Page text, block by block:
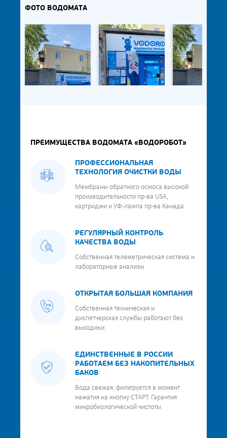
ФОТО ВОДОМАТА
ПРЕИМУЩЕСТВА ВОДОМАТА «ВОДОРОБОТ»
ПРОФЕССИОНАЛЬНАЯ
ТЕХНОЛОГИЯ ОЧИСТКИ ВОДЫ
Мембраны обратного осмоса высокой
производительности пр-ва USA,
картриджи и УФ-лампа пр-ва Канада
РЕГУЛЯРНЫЙ КОНТРОЛЬ
КАЧЕСТВА ВОДЫ
Собственная телеметрическая система и
лабораторные анализы
ОТКРЫТАЯ БОЛЬШАЯ КОМПАНИЯ
Собственная техническая и
диспетчерская службы работают без
выходных
ЕДИНСТВЕННЫЕ В РОССИИ
РАБОТАЕМ БЕЗ НАКОПИТЕЛЬНЫХ
БАКОВ
Вода свежая, фильтруется в момент
нажатия на кнопку СТАРТ. Гарантия
микробиологической чистоты